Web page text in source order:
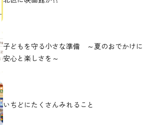
子どもを守る小さな準備 ～夏のおでかけに
安心と楽しさを～
いちどにたくさんみれること